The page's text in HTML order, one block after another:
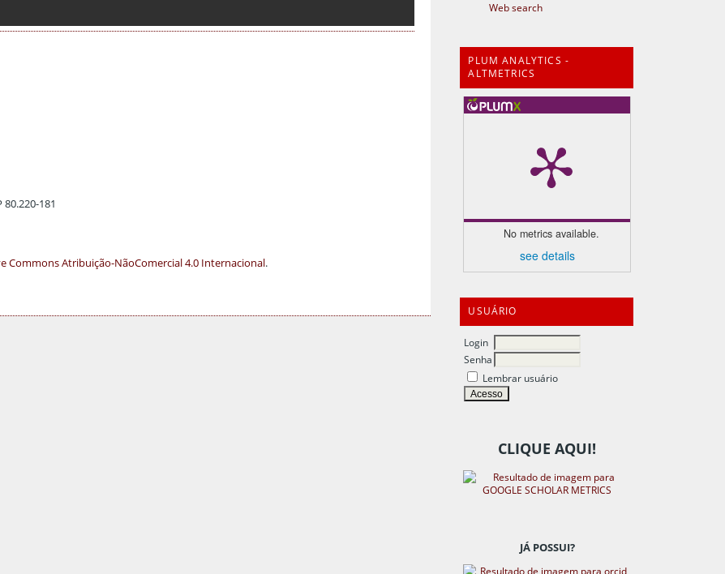
Web search
PLUM ANALYTICS -
ALTMETRICS
No metrics available.
see details
USUÁRIO
Login
Senha
Lembrar usuário
CLIQUE AQUI!
JÁ POSSUI?
80.220-181
Commons Atribuição-NãoComercial 4.0 Internacional.